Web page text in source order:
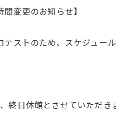
変更のお知らせ】
ストのため、スケジュー
終日休館とさせていただき